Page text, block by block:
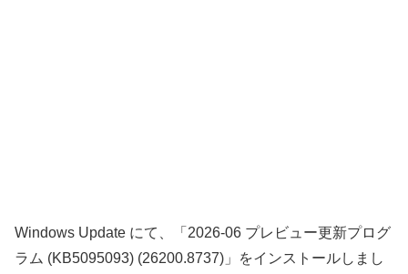
Windows Update にて、「2026-06 プレビュー更新プログ
ラム (KB5095093) (26200.8737)」をインストールしまし